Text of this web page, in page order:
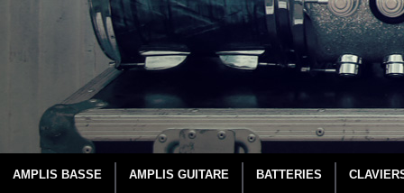
AMPLIS BASSE AMPLIS GUITARE BATTERIES